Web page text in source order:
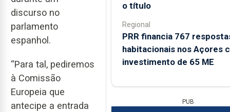
discurso no
parlamento
espanhol.
“Para tal, pediremos
à Comissão
Europeia que
antecipe a entrada
o título
Regional
PRR financia 767
habitacionais nos Açores
investimento de 65 ME
PUB